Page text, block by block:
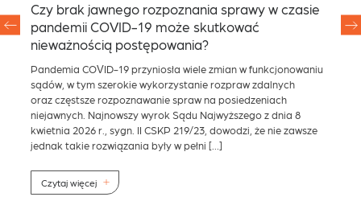
Czy brak jawnego rozpoznania sprawy w czasie
pandemii COVID-19 może skutkować
nieważnością postępowania?
Pandemia COVID-19 przyniosła wiele zmian w funkcjonowaniu
sądów, w tym szerokie wykorzystanie rozpraw zdalnych
oraz częstsze rozpoznawanie spraw na posiedzeniach
niejawnych. Najnowszy wyrok Sądu Najwyższego z dnia 8
kwietnia 2026 r., sygn. II CSKP 219/23, dowodzi, że nie zawsze
jednak takie rozwiązania były w pełni […]
Czytaj więcej
z